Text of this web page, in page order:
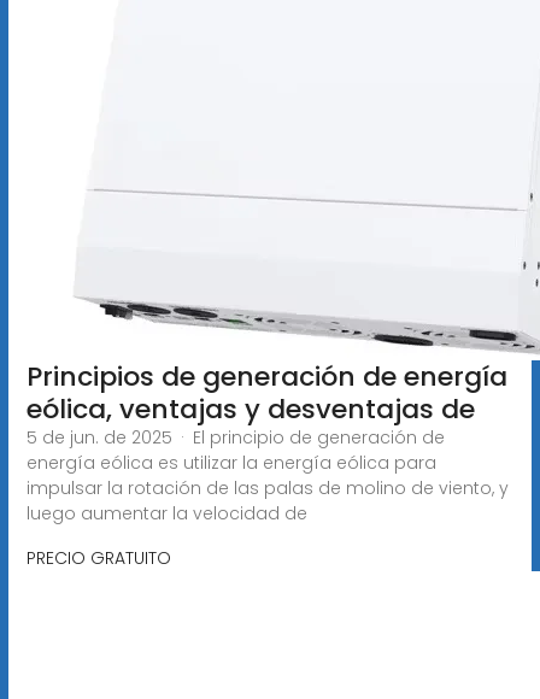
Principios de generación de energía
eólica, ventajas y desventajas de
5 de jun. de 2025 · El principio de generación de
energía eólica es utilizar la energía eólica para
impulsar la rotación de las palas de molino de viento, y
luego aumentar la velocidad de
PRECIO GRATUITO